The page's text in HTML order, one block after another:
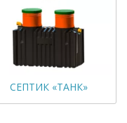
СЕПТИК «ТАНК»